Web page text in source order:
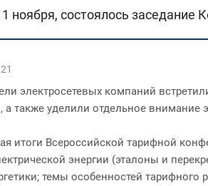
ноября, состоялось
электросетевых компаний
а также уделили отдельное
итоги Всероссийской тарифной
энергии (эталоны и
темы особенностей